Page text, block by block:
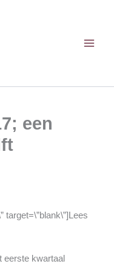
een
target=\”blank\”]Lees
eerste kwartaal